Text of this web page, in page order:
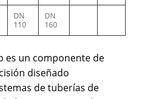
DN
110
DN
160
es un componente de
diseñado
de tuberías de